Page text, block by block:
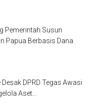
Pemerintah Susun
Papua Berbasis Dana
DPRD Tegas Awasi
Aset...